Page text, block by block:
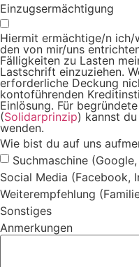
Einzugsermächtigung
Hiermit ermächtige/n ich/
den von mir/uns
Fälligkeiten zu Lasten
Lastschrift einzuziehen.
erforderliche Deckung
kontoführenden
Einlösung. Für
(Solidarprinzip) kannst
wenden.
Wie bist du auf uns
Suchmaschine
Social Media (Facebook,
Weiterempfehlung
Sonstiges
Anmerkungen